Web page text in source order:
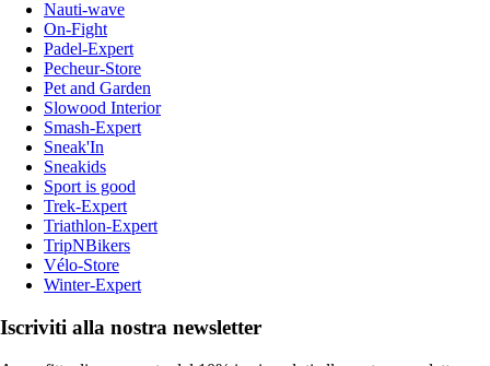
Nauti-wave
On-Fight
Padel-Expert
Pecheur-Store
Pet and Garden
Slowood Interior
Smash-Expert
Sneak'In
Sneakids
Sport is good
Trek-Expert
Triathlon-Expert
TripNBikers
Vélo-Store
Winter-Expert
Iscriviti alla nostra newsletter